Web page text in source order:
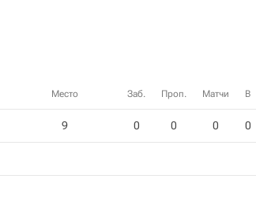
Место Заб. Проп. Матчи В
9 0 0 0 0